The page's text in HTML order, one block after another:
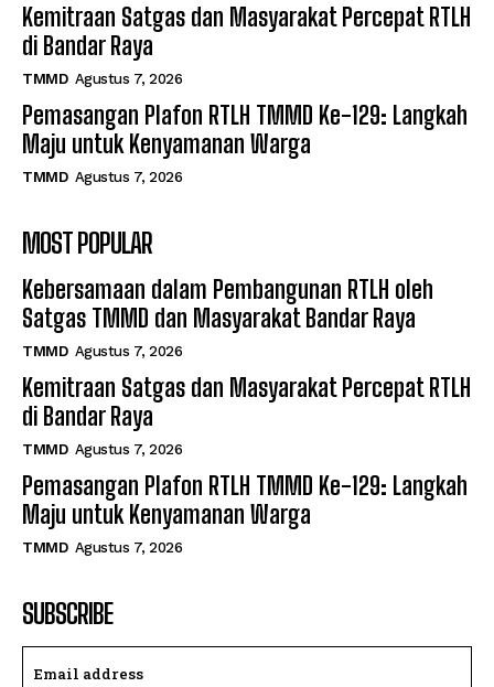
Kemitraan Satgas dan Masyarakat Percepat RTLH
di Bandar Raya
TMMD Agustus 7, 2026
Pemasangan Plafon RTLH TMMD Ke-129: Langkah
Maju untuk Kenyamanan Warga
TMMD Agustus 7, 2026
MOST POPULAR
Kebersamaan dalam Pembangunan RTLH oleh
Satgas TMMD dan Masyarakat Bandar Raya
TMMD Agustus 7, 2026
Kemitraan Satgas dan Masyarakat Percepat RTLH
di Bandar Raya
TMMD Agustus 7, 2026
Pemasangan Plafon RTLH TMMD Ke-129: Langkah
Maju untuk Kenyamanan Warga
TMMD Agustus 7, 2026
SUBSCRIBE